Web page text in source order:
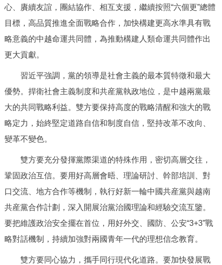
綠色北京 圖説北京 視頻北京
多語種
ENGLISH
DEUTSCH FRANÇAIS РУССКИЙ ЯЗЫК
ESPAÑOL العربية PORTUGUÊS
ITALIANO
回到頂部
心、賡續友誼，團結協作、相互支援，繼續按照“六個更”總體
目標，高品質推進全面戰略合作，加快構建更高水準具有戰
略意義的中越命運共同體，為推動構建人類命運共同體作出
更大貢獻。
習近平強調，黨的領導是社會主義的最本質特徵和最大
優勢。捍衛社會主義制度和共産黨執政地位，是中越兩黨最
大的共同戰略利益。雙方要保持高度的戰略清醒和強大的戰
略定力，始終堅定道路自信和制度自信，堅持改革不改向、
變革不變色。
雙方要充分發揮黨際渠道的特殊作用，密切高層交往，
鞏固政治互信。要用好高層會晤、理論研討、幹部培訓、對
口交流、地方合作等機制，執行好新一輪中國共産黨與越南
共産黨合作計劃，深入開展治黨治國理論和經驗交流互鑒。
要把維護政治安全擺在首位，用好外交、國防、公安“3+3”戰
略對話機制，持續加強對兩國青年一代的理想信念教育。
雙方要同心協力，攜手同行現代化道路。要加快發展戰